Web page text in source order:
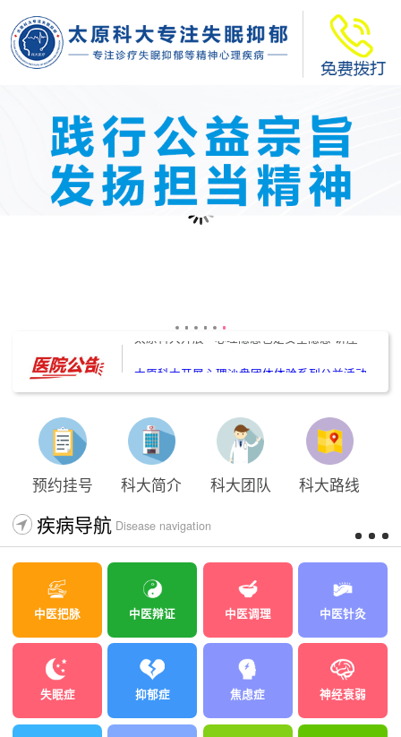
太原科大开展--“心理隐患也是安全隐患”讲座”
太原科大开展心理沙盘团体体验系列公益活动
预约挂号 科大简介 科大团队 科大路线
疾病导航 Disease navigation
中医把脉 中医辩证 中医调理 中医针灸
失眠症 抑郁症 焦虑症 神经衰弱